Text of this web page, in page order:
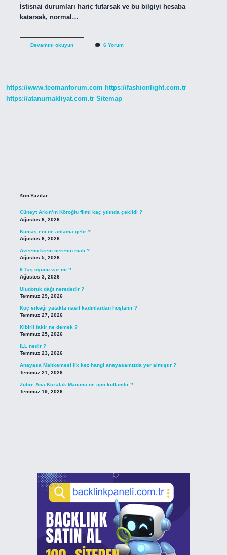
İstisnai durumları hariç tutarsak ve bu bilgiyi hesaba
katarsak, normal…
Devamını okuyunSpor
Eder
6 Yorum
https://www.teomanforum.com https://fashionlight.com.tr
https://atanurnakliyat.com.tr Sitemap
Son Yazılar
Cüneyt Arkın’ın Köroğlu filmi kaç yılında çekildi ?
Ağustos 6, 2026
Kumaş eni ne anlama gelir ?
Ağustos 6, 2026
Aveeno krem nerenin malı ?
Ağustos 5, 2026
9 Taş oyunu var mı ?
Ağustos 3, 2026
Uludoruk dağı nerededir ?
Temmuz 29, 2026
Koç erkeği yatakta nasıl kadınlardan hoşlanır ?
Temmuz 27, 2026
Kibirli fakir ne demek ?
Temmuz 25, 2026
ILL nedir ?
Temmuz 23, 2026
Anayasa Mahkemesi ilk kez hangi anayasamızda yer almıştır ?
Temmuz 21, 2026
Zühre Ana Kozalak Macunu ne için kullanılır ?
Temmuz 19, 2026